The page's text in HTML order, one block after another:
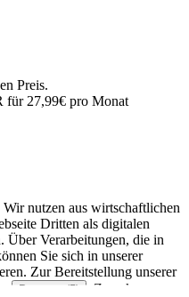
Preis.
für 27,99€ pro Monat
nutzen aus wirtschaftlichen
Dritten als digitalen
Über Verarbeitungen, die in
Sie sich in unserer
Zur Bereitstellung unserer
Partnern (5)
. Zwecke: